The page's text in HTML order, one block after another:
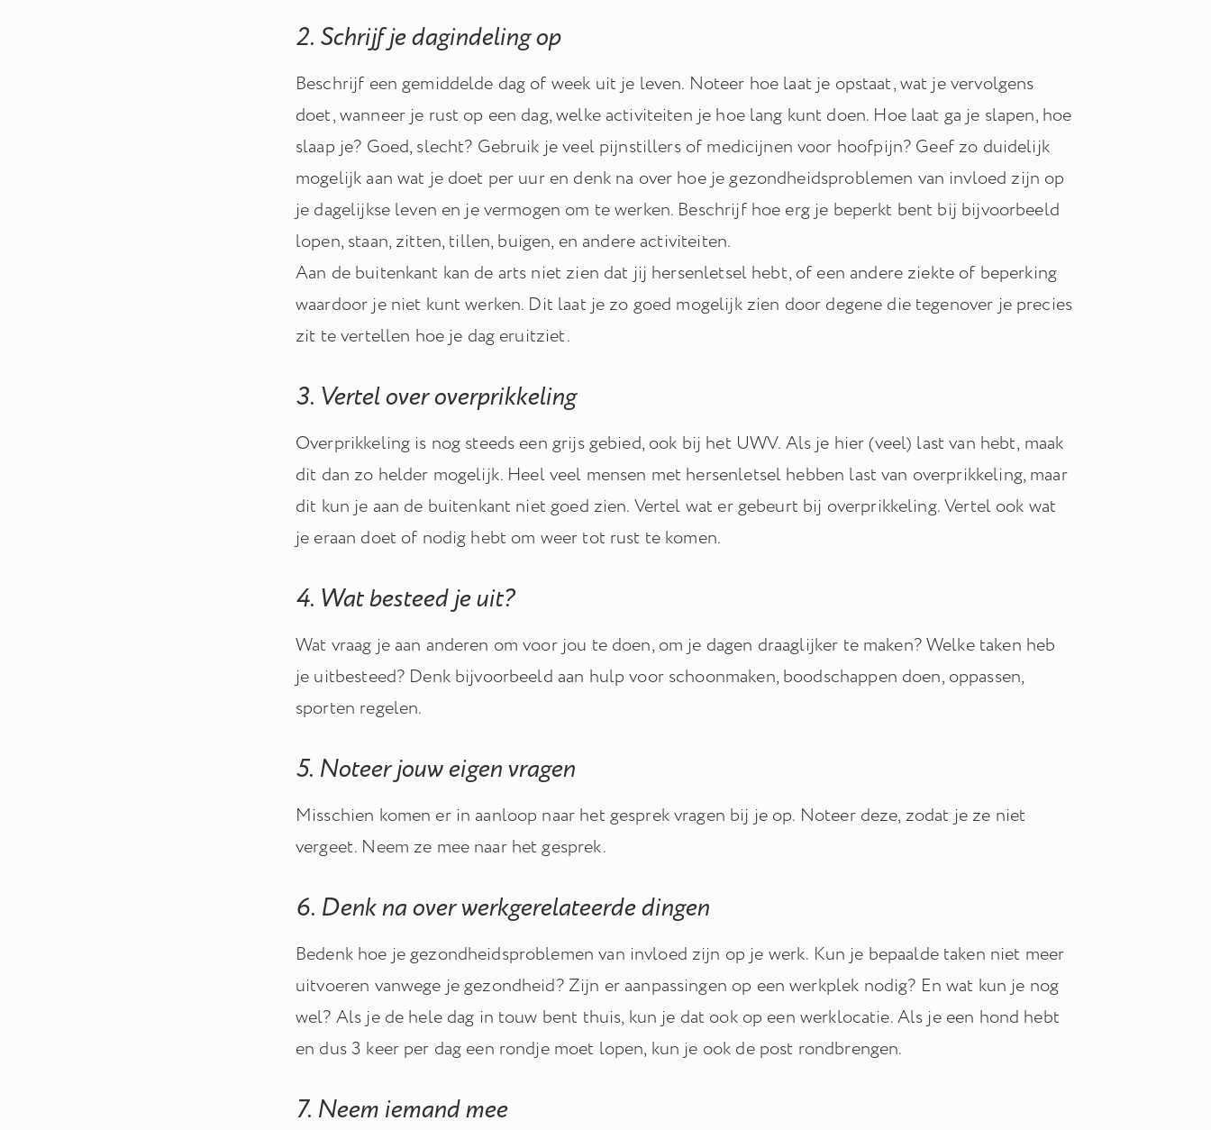
2. Schrijf je dagindeling op
Beschrijf een gemiddelde dag of week uit je leven. Noteer hoe laat je opstaat, wat je vervolgens
doet, wanneer je rust op een dag, welke activiteiten je hoe lang kunt doen. Hoe laat ga je slapen, hoe
slaap je? Goed, slecht? Gebruik je veel pijnstillers of medicijnen voor hoofpijn? Geef zo duidelijk
mogelijk aan wat je doet per uur en denk na over hoe je gezondheidsproblemen van invloed zijn op
je dagelijkse leven en je vermogen om te werken. Beschrijf hoe erg je beperkt bent bij bijvoorbeeld
lopen, staan, zitten, tillen, buigen, en andere activiteiten.
Aan de buitenkant kan de arts niet zien dat jij hersenletsel hebt, of een andere ziekte of beperking
waardoor je niet kunt werken. Dit laat je zo goed mogelijk zien door degene die tegenover je precies
zit te vertellen hoe je dag eruitziet.
3. Vertel over overprikkeling
Overprikkeling is nog steeds een grijs gebied, ook bij het UWV. Als je hier (veel) last van hebt, maak
dit dan zo helder mogelijk. Heel veel mensen met hersenletsel hebben last van overprikkeling, maar
dit kun je aan de buitenkant niet goed zien. Vertel wat er gebeurt bij overprikkeling. Vertel ook wat
je eraan doet of nodig hebt om weer tot rust te komen.
4. Wat besteed je uit?
Wat vraag je aan anderen om voor jou te doen, om je dagen draaglijker te maken? Welke taken heb
je uitbesteed? Denk bijvoorbeeld aan hulp voor schoonmaken, boodschappen doen, oppassen,
sporten regelen.
5. Noteer jouw eigen vragen
Misschien komen er in aanloop naar het gesprek vragen bij je op. Noteer deze, zodat je ze niet
vergeet. Neem ze mee naar het gesprek.
6. Denk na over werkgerelateerde dingen
Bedenk hoe je gezondheidsproblemen van invloed zijn op je werk. Kun je bepaalde taken niet meer
uitvoeren vanwege je gezondheid? Zijn er aanpassingen op een werkplek nodig? En wat kun je nog
wel? Als je de hele dag in touw bent thuis, kun je dat ook op een werklocatie. Als je een hond hebt
en dus 3 keer per dag een rondje moet lopen, kun je ook de post rondbrengen.
7. Neem iemand mee